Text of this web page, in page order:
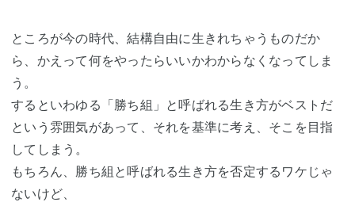
ところが今の時代、結構自由に生きれちゃうものだか
ら、かえって何をやったらいいかわからなくなってしま
う。
するといわゆる「勝ち組」と呼ばれる生き方がベストだ
という雰囲気があって、それを基準に考え、そこを目指
してしまう。
もちろん、勝ち組と呼ばれる生き方を否定するワケじゃ
ないけど、